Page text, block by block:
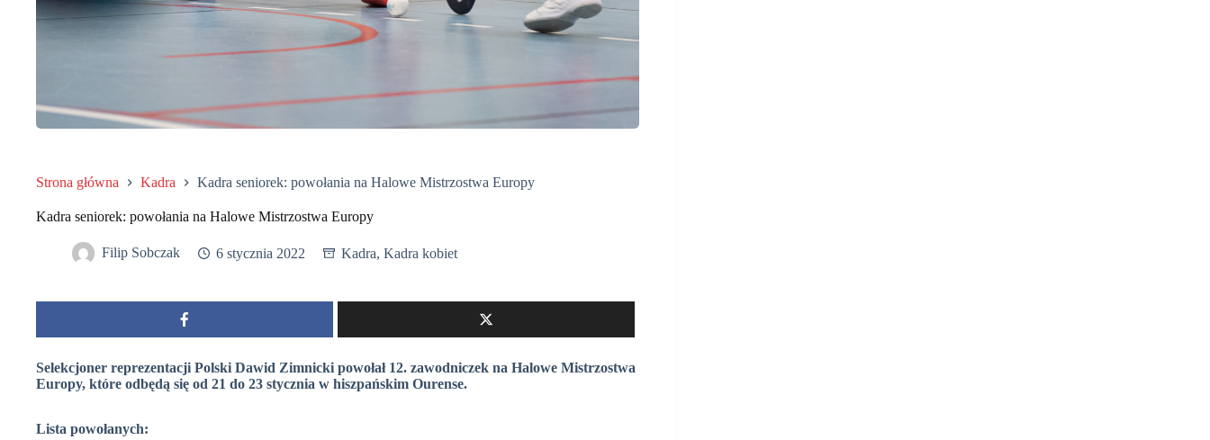
Strona główna Kadra Kadra seniorek: powołania na Halowe Mistrzostwa Europy
Kadra seniorek: powołania na Halowe Mistrzostwa Europy
Filip Sobczak 6 stycznia 2022 Kadra, Kadra kobiet
Selekcjoner reprezentacji Polski Dawid Zimnicki powołał 12. zawodniczek na Halowe Mistrzostwa
Europy, które odbędą się od 21 do 23 stycznia w hiszpańskim Ourense.
Lista powołanych: